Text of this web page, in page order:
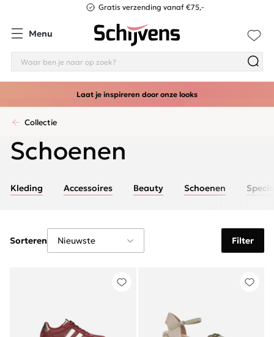
Gratis verzending vanaf €75,-
Menu
Laat je inspireren door onze looks
Collectie
Schoenen
Kleding Accessoires Beauty Schoenen
Filter
Sorteren